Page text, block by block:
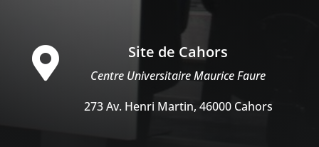
 Site de Cahors
Centre Universitaire Maurice Faure
273 Av. Henri Martin, 46000 Cahors